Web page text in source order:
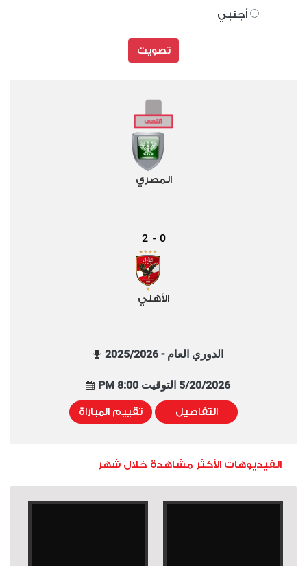
أجنبي
تصويت
المصري
0
-
2
الأهلي
الدوري العام - 2025/2026
5/20/2026 التوقيت 8:00 PM
التفاصيل تقييم المباراة
الفيديوهات الأكثر مشاهدة خلال شهر